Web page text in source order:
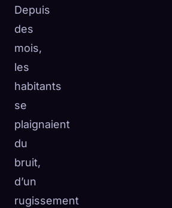
Depuis
des
mois,
les
habitants
se
plaignaient
du
bruit,
d’un
rugissement